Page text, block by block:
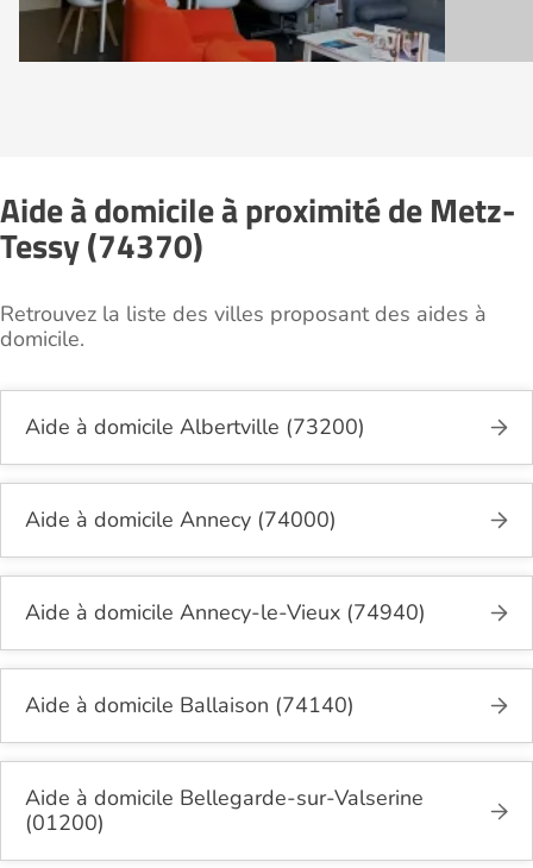
Aide à domicile à proximité de Metz-
Tessy (74370)
Retrouvez la liste des villes proposant des aides à
domicile.
Aide à domicile Albertville (73200)
Aide à domicile Annecy (74000)
Aide à domicile Annecy-le-Vieux (74940)
Aide à domicile Ballaison (74140)
Aide à domicile Bellegarde-sur-Valserine
(01200)